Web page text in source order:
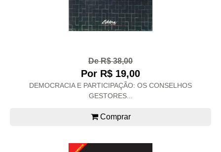
De R$ 38,00
Por R$ 19,00
DEMOCRACIA E PARTICIPAÇÃO: OS CONSELHOS
GESTORES...
Comprar